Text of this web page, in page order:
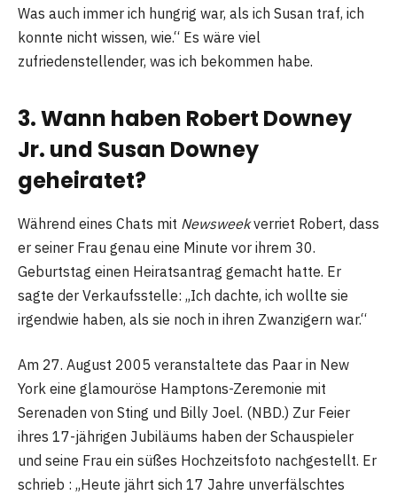
Was auch immer ich hungrig war, als ich Susan traf, ich
konnte nicht wissen, wie.“ Es wäre viel
zufriedenstellender, was ich bekommen habe.
3. Wann haben Robert Downey
Jr. und Susan Downey
geheiratet?
Während eines Chats mit Newsweekverriet Robert, dass
er seiner Frau genau eine Minute vor ihrem 30.
Geburtstag einen Heiratsantrag gemacht hatte. Er
sagte der Verkaufsstelle: „Ich dachte, ich wollte sie
irgendwie haben, als sie noch in ihren Zwanzigern war.“
Am 27. August 2005 veranstaltete das Paar in New
York eine glamouröse Hamptons-Zeremonie mit
Serenaden von Sting und Billy Joel. (NBD.) Zur Feier
ihres 17-jährigen Jubiläums haben der Schauspieler
und seine Frau ein süßes Hochzeitsfoto nachgestellt. Er
schrieb : „Heute jährt sich 17 Jahre unverfälschtes